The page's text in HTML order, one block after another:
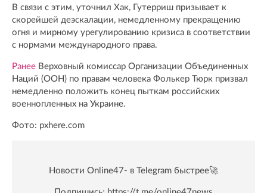
В связи с этим, уточнил Хак, Гутерриш призывает к
скорейшей деэскалации, немедленному прекращению
огня и мирному урегулированию кризиса в соответствии
с нормами международного права.
Ранее Верховный комиссар Организации Объединенных
Наций (ООН) по правам человека Фолькер Тюрк призвал
немедленно положить конец пыткам российских
военнопленных на Украине.
Фото: pxhere.com
Новости Online47- в Telegram быстрее🚀